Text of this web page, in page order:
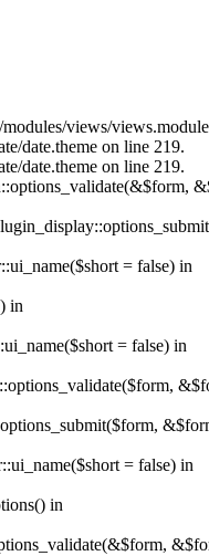
views/
date.theme on line 219.
date.theme on line 219.
= false) in
in
= false) in
= false) in
in